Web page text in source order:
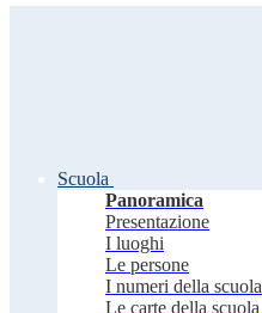
Scuola
Panoramica
Presentazione
I luoghi
Le persone
I numeri della scuola
Le carte della scuola